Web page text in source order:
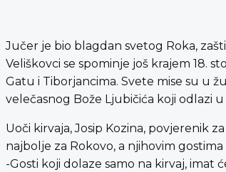
Jučer je bio blagdan svetog Roka,
Veliškovci se spominje još krajem 18.
Gatu i Tiborjancima. Svete mise su u
velečasnog Bože Ljubičića koji odlazi
Uoči kirvaja, Josip Kozina, povjerenik
najbolje za Rokovo, a njihovim
-Gosti koji dolaze samo na kirvaj,